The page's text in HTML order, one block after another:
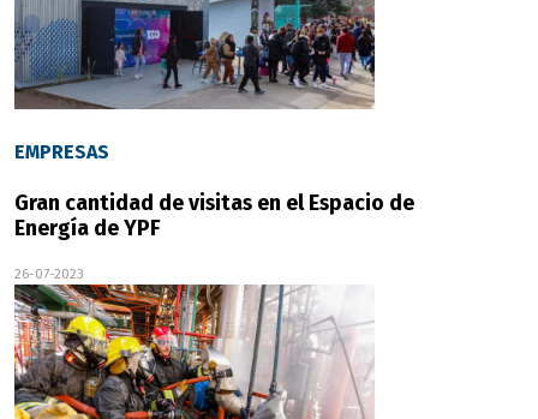
EMPRESAS
Gran cantidad de visitas en el Espacio de
Energía de YPF
26-07-2023